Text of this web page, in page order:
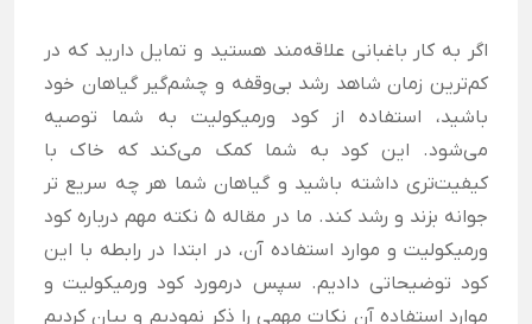
اگر به کار باغبانی علاقه‌مند هستید و تمایل دارید که در
کم‌ترین زمان شاهد رشد بی‌وقفه و چشم‌گیر گیاهان خود
باشید، استفاده از کود ورمیکولیت به شما توصیه
می‌شود. این کود به شما کمک می‌کند که خاک با
کیفیت‌تری داشته باشید و گیاهان شما هر چه سریع تر
جوانه بزند و رشد کند. ما در مقاله 5 نکته مهم درباره کود
ورمیکولیت و موارد استفاده آن، در ابتدا در رابطه با این
کود توضیحاتی دادیم. سپس درمورد کود ورمیکولیت و
موارد استفاده آن نکات مهمی را ذکر نمودیم و بیان کردیم